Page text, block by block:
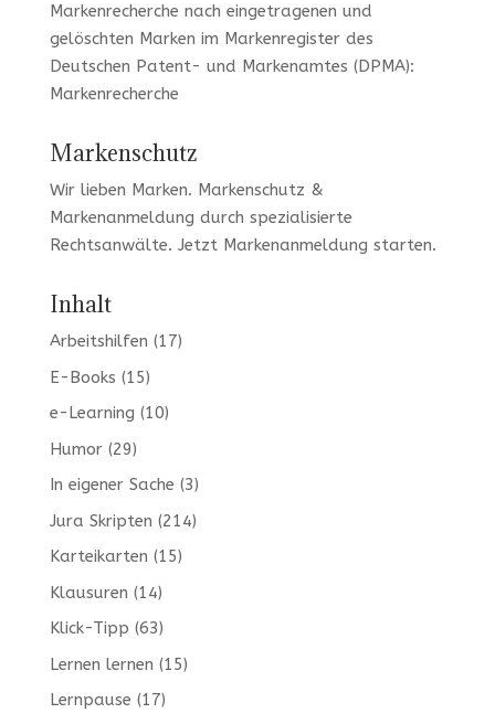
Markenrecherche nach eingetragenen und
gelöschten Marken im Markenregister des
Deutschen Patent- und Markenamtes (DPMA):
Markenrecherche
Markenschutz
Wir lieben Marken. Markenschutz &
Markenanmeldung durch spezialisierte
Rechtsanwälte. Jetzt Markenanmeldung starten.
Inhalt
Arbeitshilfen (17)
E-Books (15)
e-Learning (10)
Humor(29)
In eigener Sache (3)
Jura Skripten (214)
Karteikarten (15)
Klausuren (14)
Klick-Tipp (63)
Lernen lernen (15)
Lernpause (17)